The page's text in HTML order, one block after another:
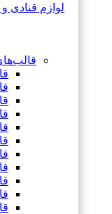
لوازم قنادی